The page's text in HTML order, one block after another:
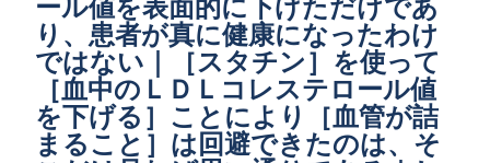
ール値を表面的に下げただけであ
り、患者が真に健康になったわけ
ではない｜［スタチン］を使って
［血中のＬＤＬコレステロール値
を下げる］ことにより［血管が詰
まること］は回避できたのは、そ